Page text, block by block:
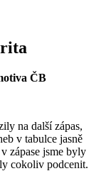
ČB
na další zápas,
v tabulce jasně
zápase jsme byly
cokoliv podcenit.